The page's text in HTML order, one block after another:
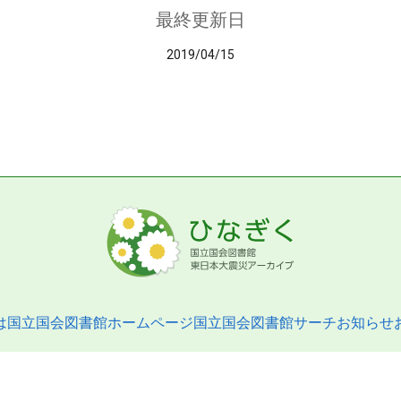
最終更新日
2019/04/15
国立国会図書館ホームページ国立国会図書館サーチお知らせ